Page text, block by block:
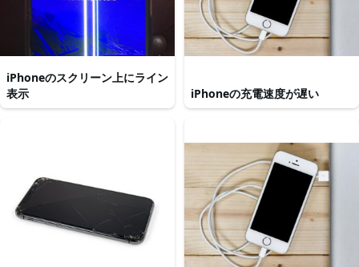
iPhoneのスクリーン上にライン
表示
iPhoneの充電速度が遅い